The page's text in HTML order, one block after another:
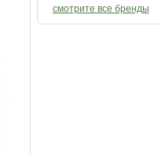
смотрите все бренды